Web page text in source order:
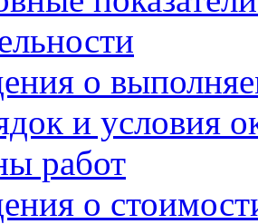
о
и условия
работ
о